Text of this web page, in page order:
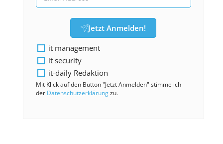
Jetzt Anmelden!
it management
it security
it-daily Redaktion
Mit Klick auf den Button "Jetzt Anmelden" stimme ich
der Datenschutzerklärungzu.